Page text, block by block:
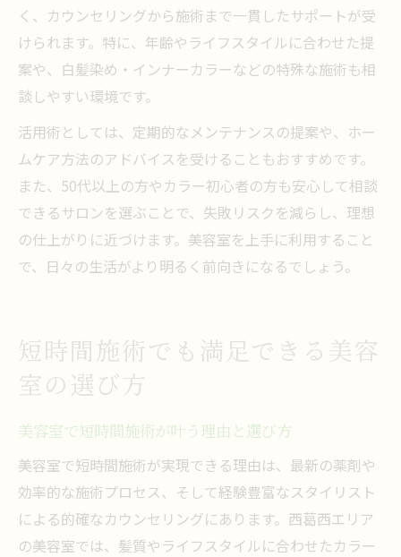
く、カウンセリングから施術まで一貫したサポートが受
けられます。特に、年齢やライフスタイルに合わせた提
案や、白髪染め・インナーカラーなどの特殊な施術も相
談しやすい環境です。
活用術としては、定期的なメンテナンスの提案や、ホー
ムケア方法のアドバイスを受けることもおすすめです。
また、50代以上の方やカラー初心者の方も安心して相談
できるサロンを選ぶことで、失敗リスクを減らし、理想
の仕上がりに近づけます。美容室を上手に利用すること
で、日々の生活がより明るく前向きになるでしょう。
短時間施術でも満足できる美容
室の選び方
美容室で短時間施術が叶う理由と選び方
美容室で短時間施術が実現できる理由は、最新の薬剤や
効率的な施術プロセス、そして経験豊富なスタイリスト
による的確なカウンセリングにあります。西葛西エリア
の美容室では、髪質やライフスタイルに合わせたカラー